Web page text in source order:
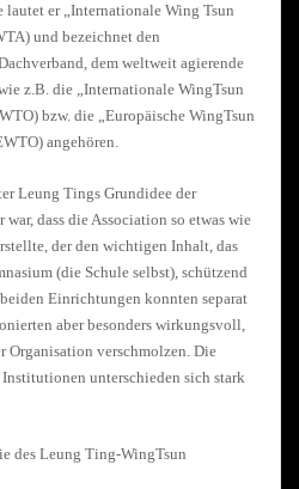
lautet er „Internationale Wing Tsun
und bezeichnet den
dem weltweit agierende
z.B. die „Internationale WingTsun
bzw. die „Europäische WingTsun
angehören.
Leung Tings Grundidee der
war, dass die Association so etwas wie
der den wichtigen Inhalt, das
(die Schule selbst), schützend
Einrichtungen konnten separat
aber besonders wirkungsvoll,
Organisation verschmolzen. Die
unterschieden sich stark
des Leung Ting-WingTsun